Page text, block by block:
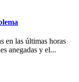
en las últimas horas
anegadas y el...